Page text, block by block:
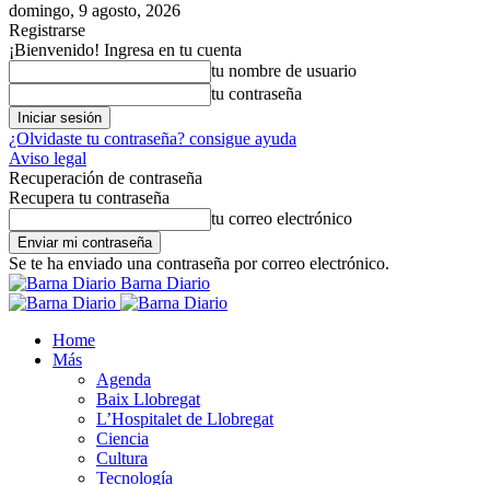
domingo, 9 agosto, 2026
Registrarse
¡Bienvenido! Ingresa en tu cuenta
tu nombre de usuario
tu contraseña
¿Olvidaste tu contraseña? consigue ayuda
Aviso legal
Recuperación de contraseña
Recupera tu contraseña
tu correo electrónico
Se te ha enviado una contraseña por correo electrónico.
Barna Diario
Home
Más
Agenda
Baix Llobregat
L’Hospitalet de Llobregat
Ciencia
Cultura
Tecnología